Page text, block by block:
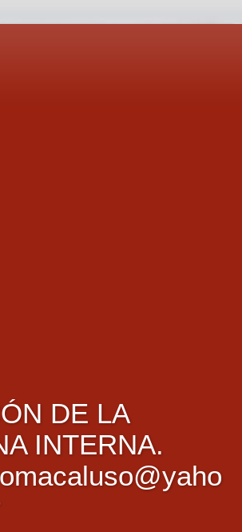
DE LA
INTERNA.